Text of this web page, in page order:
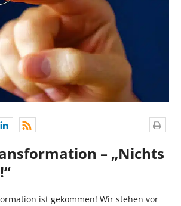
– „Nichts
ist gekommen! Wir stehen vor